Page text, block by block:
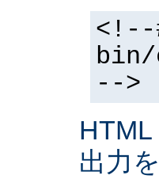
<!--
bin/
-->
出力